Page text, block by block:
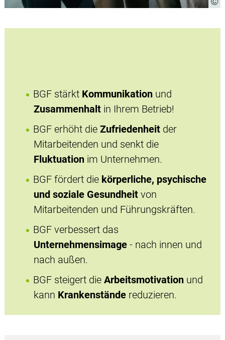
BGF stärkt Kommunikationund
Zusammenhaltin Ihrem Betrieb!
BGF erhöht die Zufriedenheitder
Mitarbeitenden und senkt die
Fluktuationim Unternehmen.
BGF fördert die körperliche, psychische
und soziale Gesundheitvon
Mitarbeitenden und Führungskräften.
BGF verbessert das
Unternehmensimage- nach innen und
nach außen.
BGF steigert die Arbeitsmotivationund
kann Krankenständereduzieren.